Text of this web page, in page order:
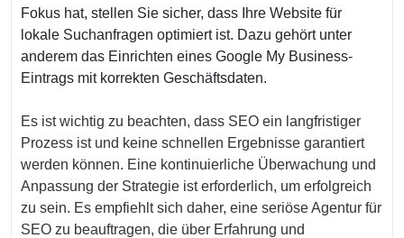
Fokus hat, stellen Sie sicher, dass Ihre Website für
lokale Suchanfragen optimiert ist. Dazu gehört unter
anderem das Einrichten eines Google My Business-
Eintrags mit korrekten Geschäftsdaten.
Es ist wichtig zu beachten, dass SEO ein langfristiger
Prozess ist und keine schnellen Ergebnisse garantiert
werden können. Eine kontinuierliche Überwachung und
Anpassung der Strategie ist erforderlich, um erfolgreich
zu sein. Es empfiehlt sich daher, eine seriöse Agentur für
SEO zu beauftragen, die über Erfahrung und